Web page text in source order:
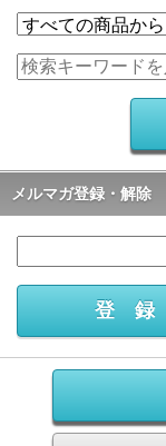
メルマガ登録・解除